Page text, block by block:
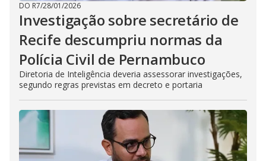
DO R7/28/01/2026
Investigação sobre secretário de
Recife descumpriu normas da
Polícia Civil de Pernambuco
Diretoria de Inteligência deveria assessorar investigações,
segundo regras previstas em decreto e portaria